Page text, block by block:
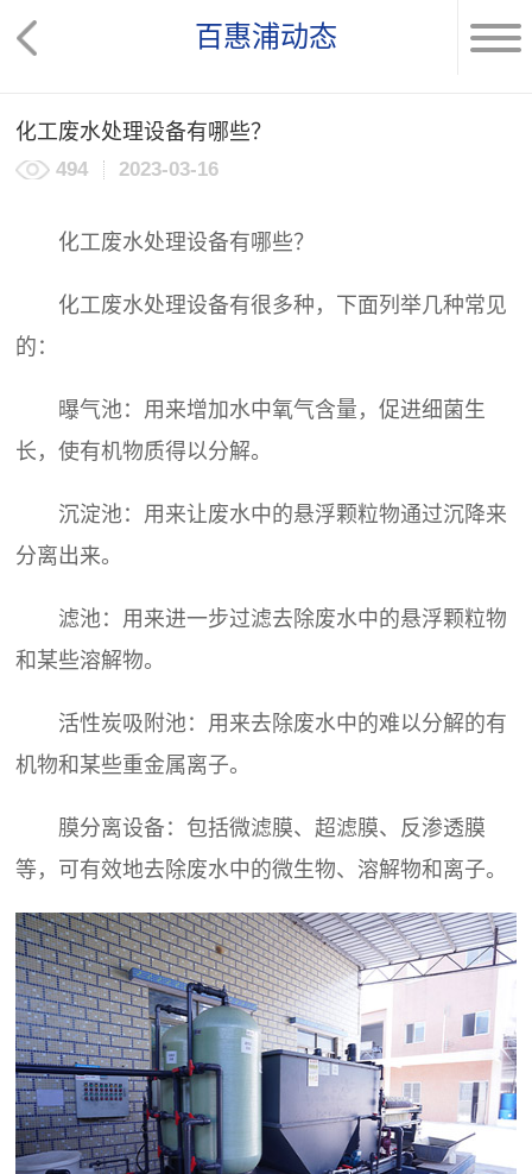
百惠浦动态
化工废水处理设备有哪些？
494 2023-03-16
化工废水处理设备有哪些？
化工废水处理设备有很多种，下面列举几种常见
的：
曝气池：用来增加水中氧气含量，促进细菌生
长，使有机物质得以分解。
沉淀池：用来让废水中的悬浮颗粒物通过沉降来
分离出来。
滤池：用来进一步过滤去除废水中的悬浮颗粒物
和某些溶解物。
活性炭吸附池：用来去除废水中的难以分解的有
机物和某些重金属离子。
膜分离设备：包括微滤膜、超滤膜、反渗透膜
等，可有效地去除废水中的微生物、溶解物和离子。